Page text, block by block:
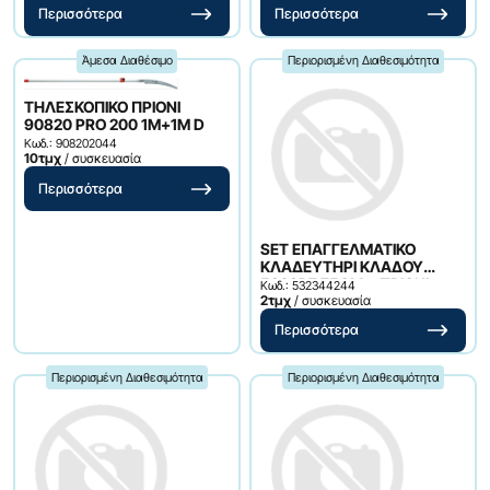
Περισσότερα
Περισσότερα
Άμεσα Διαθέσιμο
ΤΗΛΕΣΚΟΠΙΚΟ ΠΡΙΟΝΙ
90820 PRO 200 1M+1M D
Κωδ.: 908202044
10τμχ / συσκευασία
Περισσότερα
Περιορισμένη Διαθεσιμότητα
SET ΕΠΑΓΓΕΛΜΑΤΙΚΟ
ΚΛΑΔΕΥΤΗΡΙ ΚΛΑΔΟΥ
5323P7 75CM + ΠΡΙΟΝΙ
ΚΥΡΤΟ J422 33CM & ΘΗΚΗ
Κωδ.: 532344244
2τμχ / συσκευασία
Περισσότερα
Περιορισμένη Διαθεσιμότητα Περιορισμένη Διαθεσιμότητα